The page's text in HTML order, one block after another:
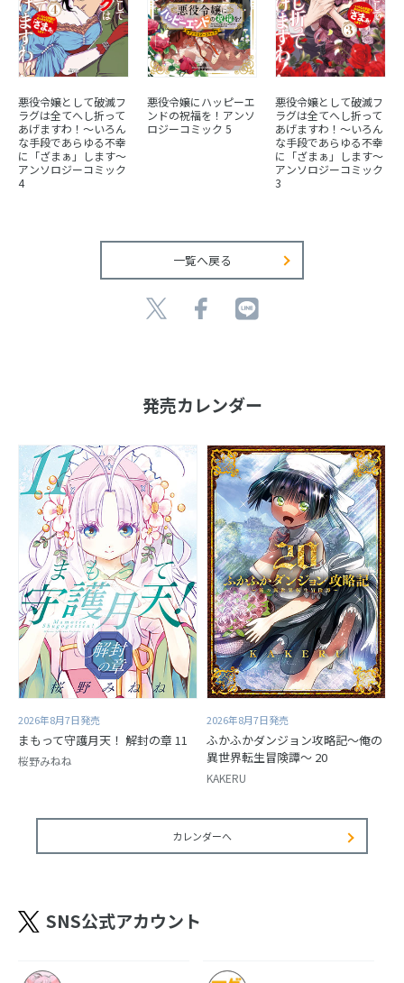
悪役令嬢として破滅フ
ラグは全てへし折って
あげますわ！～いろん
な手段であらゆる不幸
に「ざまぁ」します～
アンソロジーコミック
4
悪役令嬢にハッピーエ
ンドの祝福を！アンソ
ロジーコミック 5
悪役令嬢として破滅フ
ラグは全てへし折って
あげますわ！～いろん
な手段であらゆる不幸
に「ざまぁ」します～
アンソロジーコミック
3
一覧へ戻る
発売カレンダー
2026年8月7日発売
まもって守護月天！ 解封の章 11
桜野みねね
2026年8月7日発売
ふかふかダンジョン攻略記～俺の
異世界転生冒険譚～ 20
KAKERU
カレンダーへ
SNS公式アカウント